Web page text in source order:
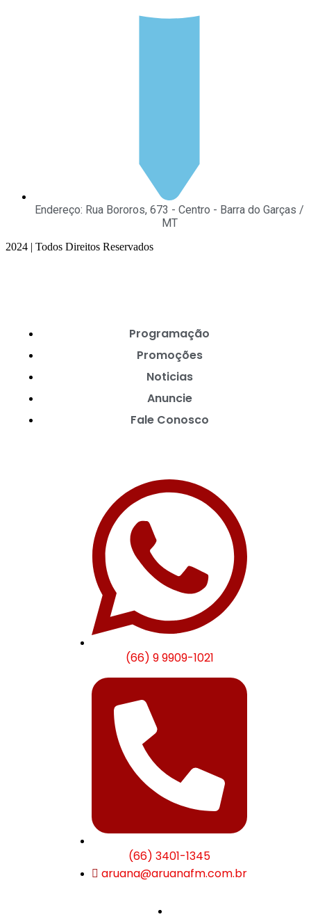
Endereço: Rua Bororos, 673 - Centro - Barra do Garças /
MT
2024 | Todos Direitos Reservados
Programação
Promoções
Noticias
Anuncie
Fale Conosco
(66) 9 9909-1021
(66) 3401-1345
aruana@aruanafm.com.br